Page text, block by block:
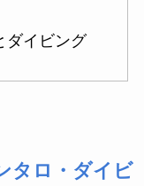
ダイビング
タロ・ダイビ